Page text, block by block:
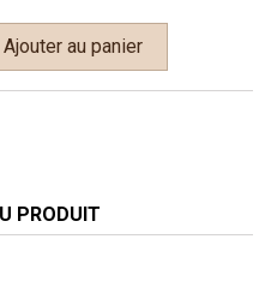
Ajouter au panier
PRODUIT